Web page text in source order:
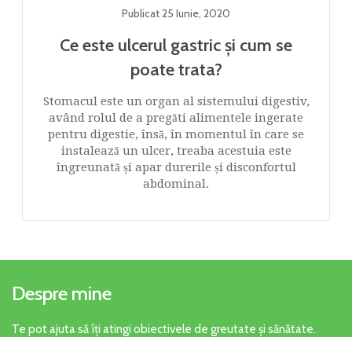
Publicat25 Iunie, 2020
Ce este ulcerul gastric și cum se
poate trata?
Stomacul este un organ al sistemului digestiv,
având rolul de a pregăti alimentele ingerate
pentru digestie, însă, în momentul în care se
instalează un ulcer, treaba acestuia este
îngreunată și apar durerile și disconfortul
abdominal.
Despre mine
Te pot ajuta să îți atingi obiectivele de greutate și sănătate.